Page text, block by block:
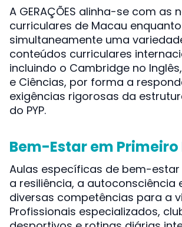
A GERAÇÕES alinha-se com as
curriculares de Macau
simultaneamente uma
conteúdos curriculares
incluindo o Cambridge no
e Ciências, por forma a
exigências rigorosas da
do PYP.
Bem-Estar em Primeiro
Aulas específicas de bem-
a resiliência, a autoconsciência
diversas competências para a
Profissionais especializados,